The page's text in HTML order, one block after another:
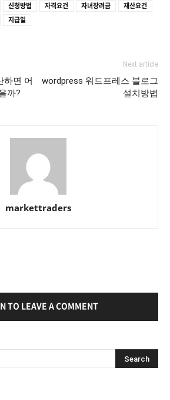
신청방법 자격요건 자녀장려금 재산요건
지급일
하면 어
까?
Next article
wordpress 워드프레스 블로그
설치방법
markettraders
TO LEAVE A COMMENT